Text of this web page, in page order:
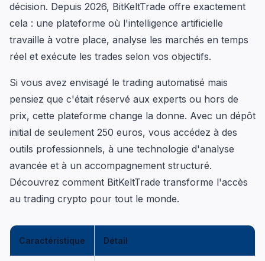
décision. Depuis 2026, BitKeltTrade offre exactement
cela : une plateforme où l'intelligence artificielle
travaille à votre place, analyse les marchés en temps
réel et exécute les trades selon vos objectifs.
Si vous avez envisagé le trading automatisé mais
pensiez que c'était réservé aux experts ou hors de
prix, cette plateforme change la donne. Avec un dépôt
initial de seulement 250 euros, vous accédez à des
outils professionnels, à une technologie d'analyse
avancée et à un accompagnement structuré.
Découvrez comment BitKeltTrade transforme l'accès
au trading crypto pour tout le monde.
Caractéristique Détail